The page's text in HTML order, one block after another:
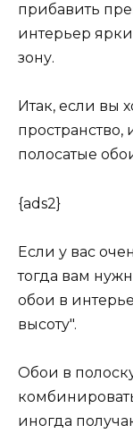
прибавить
интерьер
зону.
Итак, если вы
пространство,
полосатые
{ads2}
Если у вас
тогда вам
обои в
высоту".
Обои в
иногда